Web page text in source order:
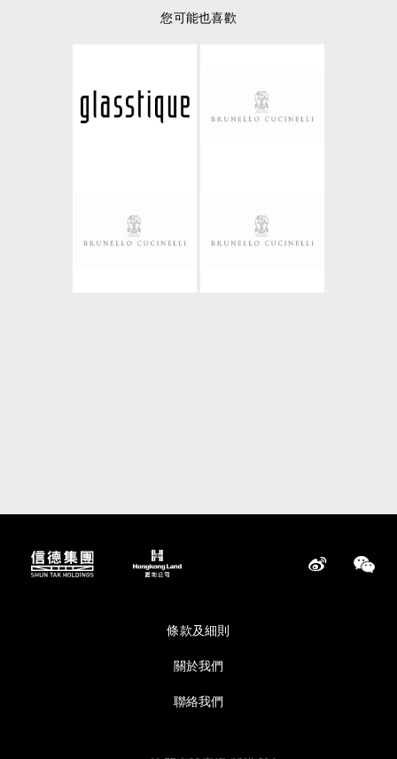
您可能也喜歡
條款及細則
關於我們
聯絡我們